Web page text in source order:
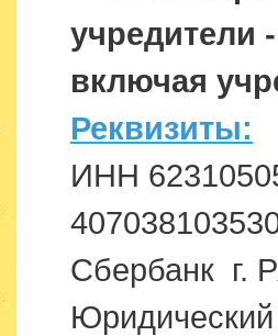
учредители
включая
Реквизиты:
ИНН
Сбербанк г.
Юридический